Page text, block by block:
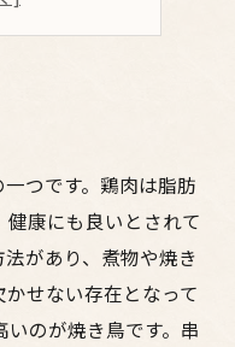
つです。鶏肉は脂肪
康にも良いとされて
があり、煮物や焼き
せない存在となって
いのが焼き鳥です。串